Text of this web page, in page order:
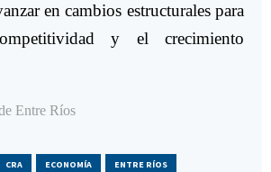
en cambios estructurales para
y el crecimiento
Entre Ríos
CRA ECONOMÍA ENTRE RÍOS